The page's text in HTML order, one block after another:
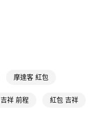
摩達客 紅包
吉祥 前程 紅包 吉祥